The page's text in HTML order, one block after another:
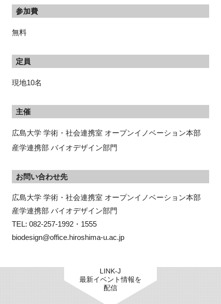
参加費
無料
定員
現地10名
主催
広島大学 学術・社会連携室 オープンイノベーション本部
産学連携部 バイオデザイン部門
お問い合わせ先
広島大学 学術・社会連携室 オープンイノベーション本部
産学連携部 バイオデザイン部門
TEL: 082-257-1992・1555
biodesign@office.hiroshima-u.ac.jp
LINK-J
最新イベント情報を
配信